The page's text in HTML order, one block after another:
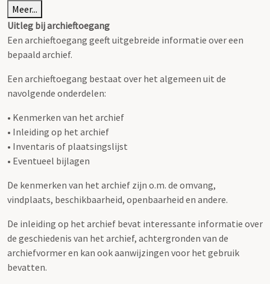
Meer...
Uitleg bij archieftoegang
Een archieftoegang geeft uitgebreide informatie over een
bepaald archief.
Een archieftoegang bestaat over het algemeen uit de
navolgende onderdelen:
• Kenmerken van het archief
• Inleiding op het archief
• Inventaris of plaatsingslijst
• Eventueel bijlagen
De kenmerken van het archief zijn o.m. de omvang,
vindplaats, beschikbaarheid, openbaarheid en andere.
De inleiding op het archief bevat interessante informatie over
de geschiedenis van het archief, achtergronden van de
archiefvormer en kan ook aanwijzingen voor het gebruik
bevatten.